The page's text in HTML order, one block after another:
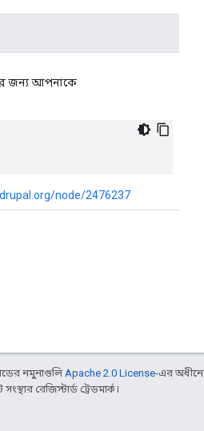
জন্য আপনাকে
node/2476237
নমুনাগুলিApache 2.0 License-এর অধীনে
রেজিস্টার্ড ট্রেডমার্ক।